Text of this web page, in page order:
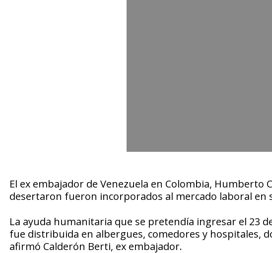
El ex embajador de Venezuela en Colombia,
desertaron fueron incorporados al mercado laboral en
La ayuda humanitaria que se pretendía ingresar el 23
fue distribuida en albergues, comedores y hospitales,
afirmó Calderón Berti, ex embajador.